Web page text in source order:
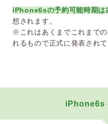
iPhone6sの予約可能時期は
想されます。
※これはあくまでこれまで
れるもので正式に発表され
iPhone6s